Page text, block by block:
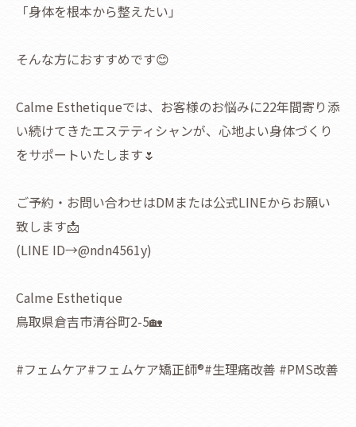
「身体を根本から整えたい」
そんな方におすすめです😊
Calme Esthetiqueでは、お客様のお悩みに22年間寄り添
い続けてきたエステティシャンが、心地よい身体づくり
をサポートいたします🌷
ご予約・お問い合わせはDMまたは公式LINEからお願い
致します📩
(LINE ID→@ndn4561y)
Calme Esthetique
鳥取県倉吉市清谷町2-5🏡
#フェムケア#フェムケア矯正師®︎#生理痛改善 #PMS改善